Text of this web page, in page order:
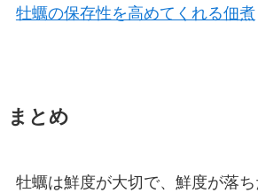
牡蠣の保存性を高めてくれる佃煮
まとめ
牡蠣は鮮度が大切で、鮮度が落